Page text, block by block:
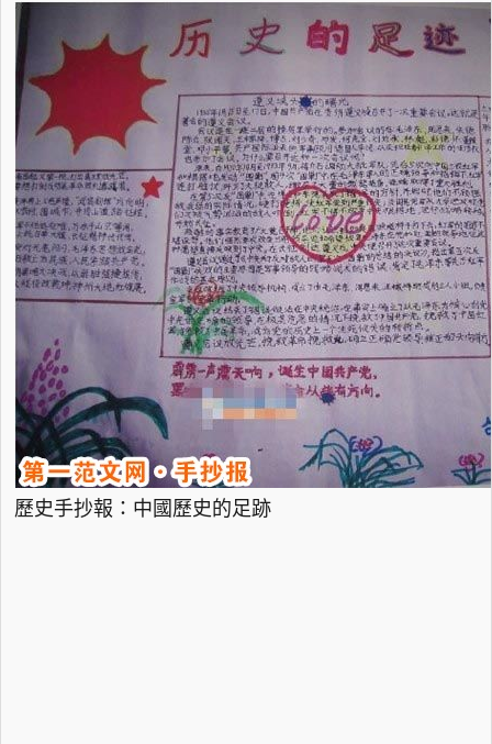
歷史手抄報：中國歷史的足跡